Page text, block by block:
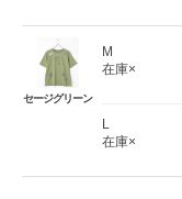
セージグリーン
M
在庫×
L
在庫×